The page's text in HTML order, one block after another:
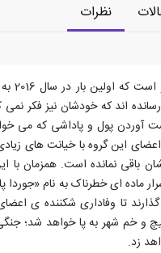
نظرات
کتاب
اند که خودشان نیز فکر نمی
آوردن پول و پاداشی که می
این گروه با خیانت های
باقی نمانده است. همزمان با
ماده ای خطرناک به نام «جوردا
تا وفاداری شکننده ی
و خم شهر به پا خواهد شد؛ جنگی
زد.